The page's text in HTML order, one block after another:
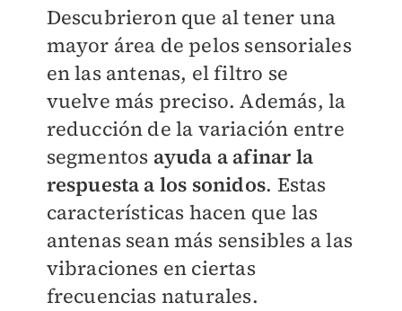
Descubrieron que al tener una
mayor área de pelos sensoriales
en las antenas, el filtro se
vuelve más preciso. Además, la
reducción de la variación entre
segmentos ayuda a afinar la
respuesta a los sonidos. Estas
características hacen que las
antenas sean más sensibles a las
vibraciones en ciertas
frecuencias naturales.